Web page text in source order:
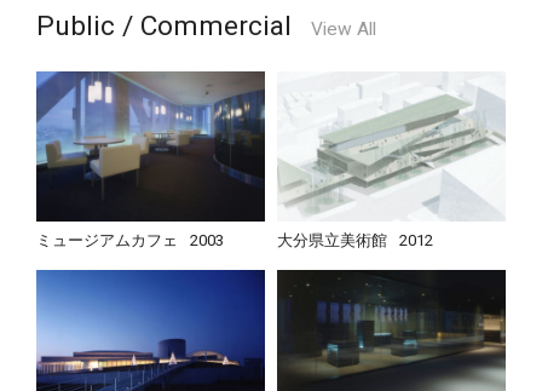
Public / Commercial View All
ミュージアムカフェ 2003 大分県立美術館 2012